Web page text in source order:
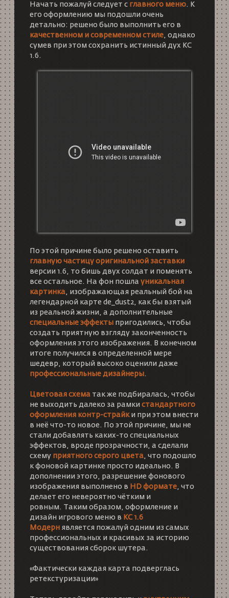
Начать пожалуй следует с главного меню. К
его оформлению мы подошли очень
детально: решено было выполнить его в
качественном и современном стиле, однако
сумев при этом сохранить истинный дух КС
1.6.
По этой причине было решено оставить
главную частицу оригинальной заставки
версии 1.6, то бишь двух солдат и поменять
все остальное. На фон пошла уникальная
картинка, изображающая реальный бой на
легендарной карте de_dust2, как бы взятый
из реальной жизни, а дополнительные
специальные эффектыпригодились, чтобы
создать приятную взгляду законченность
оформления этого изображения. В конечном
итоге получился в определенной мере
шедевр, который высоко оценили даже
профессиональные дизайнеры.
Цветовая схематак же подбиралась, чтобы
не выходить далеко за рамки стандартного
оформления контр-страйки при этом внести
в неё что-то новое. По этой причине, мы не
стали добавлять каких-то специальных
эффектов, вроде прозрачности, а сделали
схему приятного серого цвета, что подошло
к фоновой картинке просто идеально. В
дополнении этого, разрешение фонового
изображения выполнено в HD формате, что
делает его невероятно чётким и
ровным. Таким образом, оформление и
дизайн игрового меню в КС 1.6
Модернявляется пожалуй одним из самых
профессиональных и красивых за историю
существования сборок шутера.
«Фактически каждая карта подверглась
ретекстуризации»